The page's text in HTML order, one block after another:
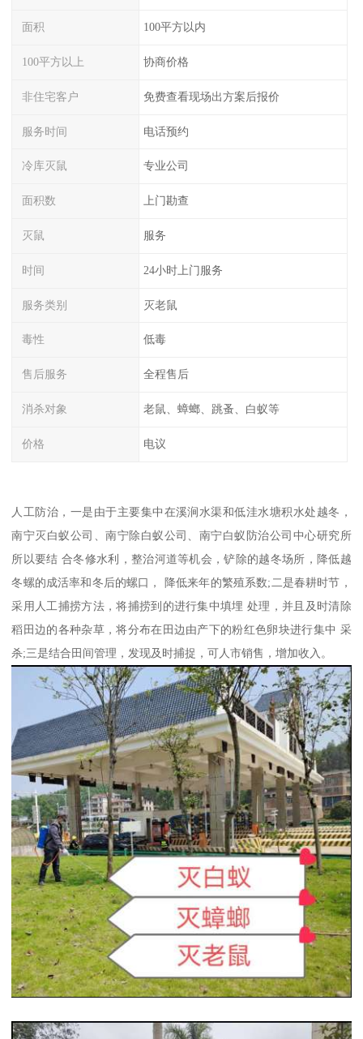
面积 100平方以内
100平方以上 协商价格
非住宅客户 免费查看现场出方案后报价
服务时间 电话预约
冷库灭鼠 专业公司
面积数 上门勘查
灭鼠 服务
时间 24小时上门服务
服务类别 灭老鼠
毒性 低毒
售后服务 全程售后
消杀对象 老鼠、蟑螂、跳蚤、白蚁等
价格 电议
人工防治，一是由于主要集中在溪涧水渠和低洼水塘积水处越冬，
南宁灭白蚁公司、南宁除白蚁公司、南宁白蚁防治公司中心研究所
所以要结 合冬修水利，整治河道等机会，铲除的越冬场所，降低越
冬螺的成活率和冬后的螺口， 降低来年的繁殖系数;二是春耕时节，
采用人工捕捞方法，将捕捞到的进行集中填埋 处理，并且及时清除
稻田边的各种杂草，将分布在田边由产下的粉红色卵块进行集中 采
杀;三是结合田间管理，发现及时捕捉，可人市销售，增加收入。